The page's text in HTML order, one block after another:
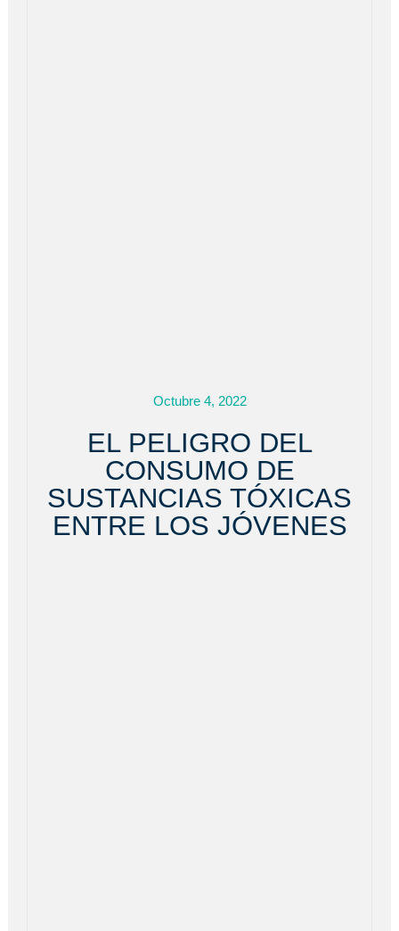
Octubre 4, 2022
EL PELIGRO DEL
CONSUMO DE
SUSTANCIAS TÓXICAS
ENTRE LOS JÓVENES